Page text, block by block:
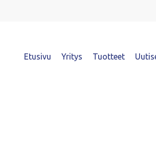
Etusivu Yritys Tuotteet